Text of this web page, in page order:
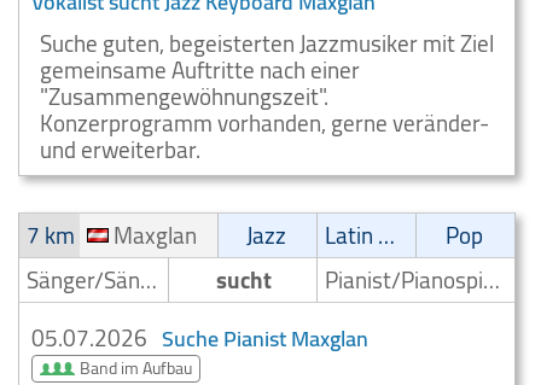
Suche guten, begeisterten Jazzmusiker mit Ziel
gemeinsame Auftritte nach einer
"Zusammengewöhnungszeit".
Konzerprogramm vorhanden, gerne veränder-
und erweiterbar.
7 km
Maxglan Jazz Latin Musik
Pop
Sänger/Sängerin
sucht
Pianist/Pianospieler
05.07.2026 Suche Pianist Maxglan
Band im Aufbau